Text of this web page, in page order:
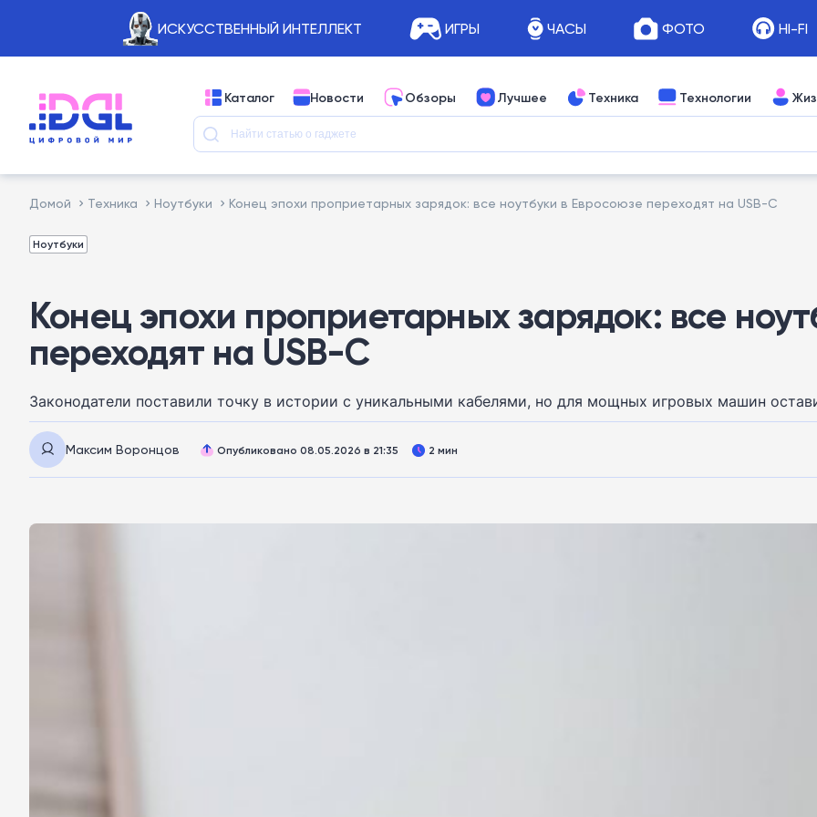
ИСКУССТВЕННЫЙ ИНТЕЛЛЕКТ ИГРЫ ЧАСЫ ФОТО HI-FI
Каталог Новости Обзоры Лучшее Техника Технологии
Домой Техника Ноутбуки Конец эпохи проприетарных зарядок: все ноутбуки в Евросоюзе переходят на USB-C
Ноутбуки
Конец эпохи проприетарных зарядок: все
переходят на USB-C
Законодатели поставили точку в истории с уникальными кабелями, но для мощных игровых машин
Максим Воронцов Опубликовано 08.05.2026 в 21:35 2 мин